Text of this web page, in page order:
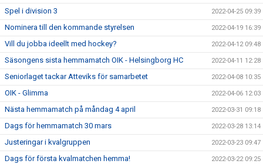
Spel i division 3 2022-04-25 09:39
Nominera till den kommande styrelsen 2022-04-19 16:39
Vill du jobba ideellt med hockey? 2022-04-12 09:48
Säsongens sista hemmamatch OIK - Helsingborg HC 2022-04-11 12:28
Seniorlaget tackar Atteviks för samarbetet 2022-04-08 10:35
OIK - Glimma 2022-04-06 12:03
Nästa hemmamatch på måndag 4 april 2022-03-31 09:18
Dags för hemmamatch 30 mars 2022-03-28 13:14
Justeringar i kvalgruppen 2022-03-23 09:47
Dags för första kvalmatchen hemma! 2022-03-22 09:25